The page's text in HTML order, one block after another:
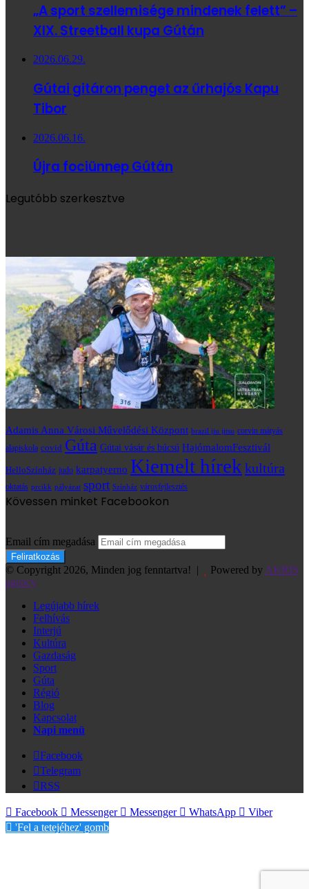
„A sport szellemisége mindenek felett” –
XIX. Streetball kupa Gútán
2026.06.29.
Gútai gitáron penget az űrhajós Kapu
Tibor
2026.06.16.
Újra fociünnep Gútán
Legutóbb szerkesztve
Adamis Anna Városi Művelődési Központ brazil jiu jitsu corvin mátyás
alapiskola covid Gúta Gútai vásár és búcsú HajómalomFesztivál
HelloSzínház judo karpatyerno Kiemelt hírek kultúra
oktatás prcikk pályázat sport Színház városfejlesztés
Kövessen minket Facebookon
Email cím megadása
© Copyright 2026, Minden jog fenntartva! | Powered by AKRIS
agency
Legújabb hírek
Felhívás
Interjú
Kultúra
Gazdaság
Sport
Gúta
Régió
Blog
Kapcsolat
Napi menü
Facebook
Telegram
RSS
Facebook Messenger Messenger WhatsApp
Viber
'Fel a tetejéhez' gomb